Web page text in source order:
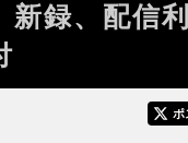
録、配信
ポ